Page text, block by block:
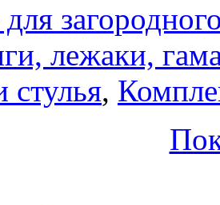
лежаки,
стулья,